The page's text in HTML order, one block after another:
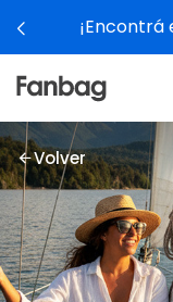
Volver